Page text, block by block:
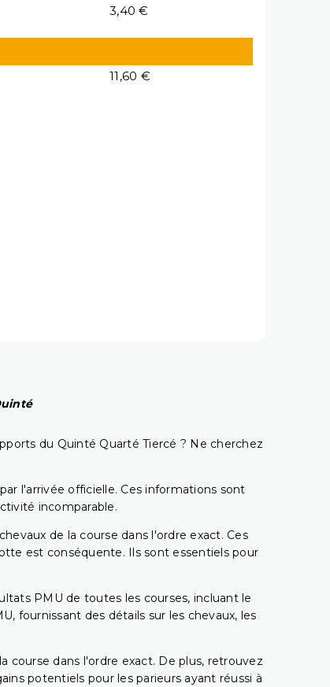
3,40 €
11,60 €
du Quinté Quarté Tiercé ? Ne cherchez
l'arrivée officielle. Ces informations sont
incomparable.
de la course dans l'ordre exact. Ces
est conséquente. Ils sont essentiels pour
PMU de toutes les courses, incluant le
fournissant des détails sur les chevaux, les
course dans l'ordre exact. De plus, retrouvez
potentiels pour les parieurs ayant réussi à